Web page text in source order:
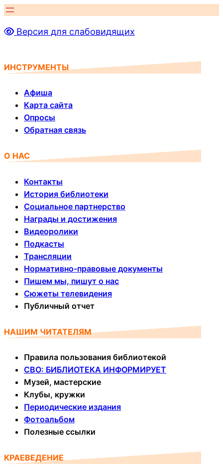
Перейти
содержимому
Версия для слабовидящих
ИНСТРУМЕНТЫ
Афиша
Карта сайта
Опросы
Обратная связь
О НАС
Контакты
История библиотеки
Социальное партнерство
Награды и достижения
Видеоролики
Подкасты
Трансляции
Нормативно-правовые документы
Пишем мы, пишут о нас
Сюжеты телевидения
Публичный отчет
НАШИМ ЧИТАТЕЛЯМ
Правила пользования библиотекой
СВО: БИБЛИОТЕКА ИНФОРМИРУЕТ
Музей, мастерские
Клубы, кружки
Периодические издания
Фотоальбом
Полезные ссылки
КРАЕВЕДЕНИЕ